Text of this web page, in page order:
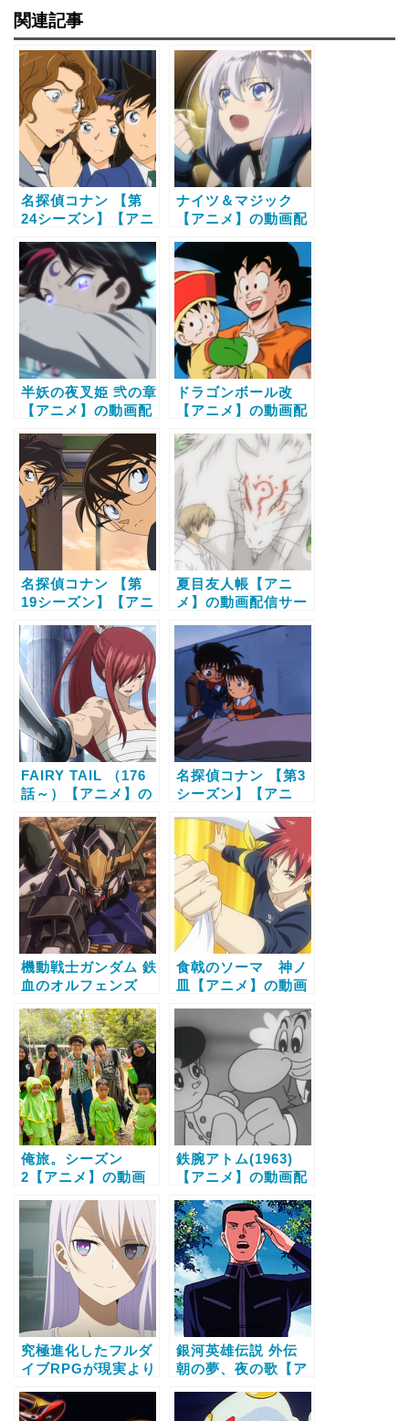
関連記事
名探偵コナン 【第
24シーズン】【アニ
ビス比較と無料で全
話視聴する方法
ナイツ＆マジック
【アニメ】の動画配
料で全話視聴する方
法
半妖の夜叉姫 弐の章
【アニメ】の動画配
料で全話視聴する方
法
ドラゴンボール改
【アニメ】の動画配
料で全話視聴する方
法
名探偵コナン 【第
19シーズン】【アニ
ビス比較と無料で全
話視聴する方法
夏目友人帳【アニ
メ】の動画配信サー
話視聴する方法
FAIRY TAIL （176
話～）【アニメ】の
較と無料で全話視聴
する方法
名探偵コナン 【第3
シーズン】【アニ
ビス比較と無料で全
話視聴する方法
機動戦士ガンダム 鉄
血のオルフェンズ
信サービス比較と無
料で全話視聴する方
法
食戟のソーマ 神ノ
皿【アニメ】の動画
無料で全話視聴する
方法
俺旅。シーズン
2【アニメ】の動画
無料で全話視聴する
方法
鉄腕アトム(1963)
【アニメ】の動画配
料で全話視聴する方
法
究極進化したフルダ
イブRPGが現実より
【キャストオーディ
銀河英雄伝説 外伝
朝の夢、夜の歌【ア
ービス比較と無料で